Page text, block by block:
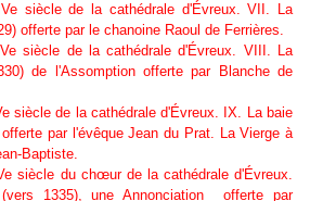
siècle de la cathédrale d'Évreux. VII. La
offerte par le chanoine Raoul de Ferrières.
siècle de la cathédrale d'Évreux. VIII. La
de l'Assomption offerte par Blanche de
siècle de la cathédrale d'Évreux. IX. La baie
offerte par l'évêque Jean du Prat. La Vierge à
Baptiste.
siècle du chœur de la cathédrale d'Évreux.
1335), une Annonciation offerte par